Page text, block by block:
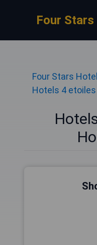
Four Stars
Four Stars Hotel
Hotels 4 etoiles